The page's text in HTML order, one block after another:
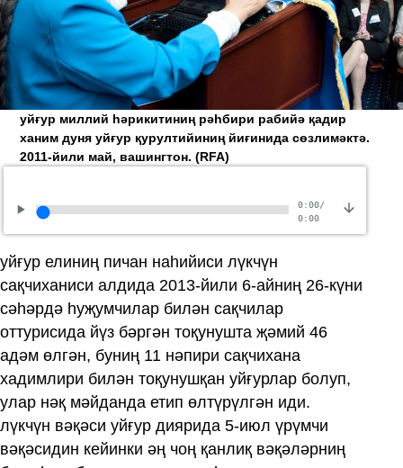
уйғур миллий һәрикитиниң рәһбири рабийә қадир
ханим дуня уйғур қурултийиниң йиғинида сөзлимәктә.
2011-йили май, вашингтон.(RFA)
0:00/
0:00
уйғур елиниң пичан наһийиси лүкчүн
сақчиханиси алдида 2013-йили 6-айниң 26-күни
сәһәрдә һуҗумчилар билән сақчилар
оттурисида йүз бәргән тоқунушта җәмий 46
адәм өлгән, буниң 11 нәпири сақчихана
хадимлири билән тоқунушқан уйғурлар болуп,
улар нәқ мәйданда етип өлтүрүлгән иди.
лүкчүн вәқәси уйғур диярида 5-июл үрүмчи
вәқәсидин кейинки әң чоң қанлиқ вәқәләрниң